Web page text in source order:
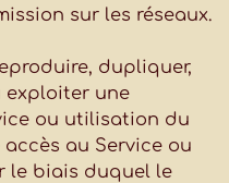
sur les réseaux.
dupliquer,
exploiter une
ou utilisation du
au Service ou
le biais duquel le